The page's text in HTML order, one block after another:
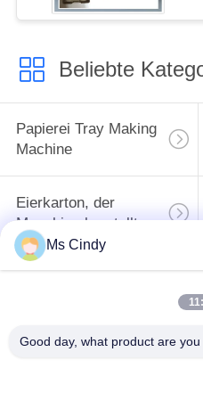
Beliebte
Papierei Tray Making
Machine
Eierkarton, der
Maschine herstellt
Maschine zur
Ms Cindy
Good day, what product are